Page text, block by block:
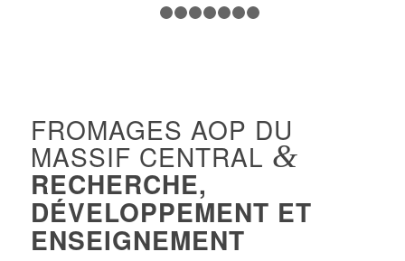
1 2
FROMAGES AOP DU
MASSIF CENTRAL &
RECHERCHE,
DÉVELOPPEMENT ET
ENSEIGNEMENT